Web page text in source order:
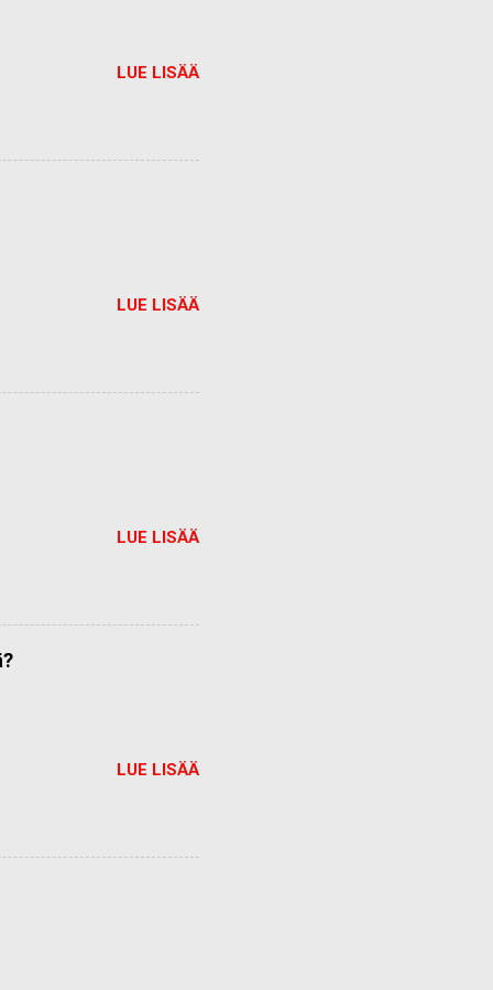
LUE LISÄÄ
LUE LISÄÄ
LUE LISÄÄ
LUE LISÄÄ